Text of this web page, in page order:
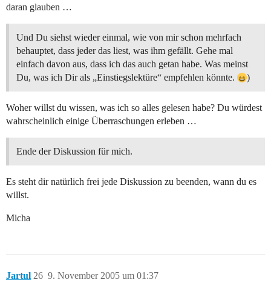
daran glauben …
Und Du siehst wieder einmal, wie von mir schon mehrfach
behauptet, dass jeder das liest, was ihm gefällt. Gehe mal
einfach davon aus, dass ich das auch getan habe. Was meinst
Du, was ich Dir als „Einstiegslektüre“ empfehlen könnte.
)
Woher willst du wissen, was ich so alles gelesen habe? Du würdest
wahrscheinlich einige Überraschungen erleben …
Ende der Diskussion für mich.
Es steht dir natürlich frei jede Diskussion zu beenden, wann du es
willst.
Micha
Jartul 9. November 2005 um 01:37
26